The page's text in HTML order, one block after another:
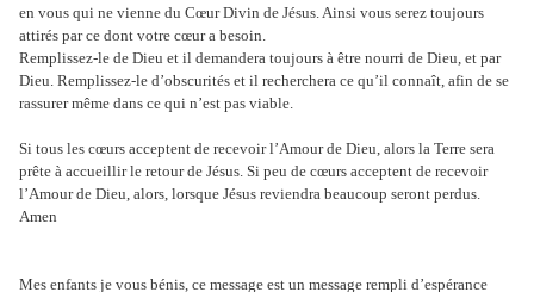
en vous qui ne vienne du Cœur Divin de Jésus. Ainsi vous serez toujours
attirés par ce dont votre cœur a besoin.
Remplissez-le de Dieu et il demandera toujours à être nourri de Dieu, et par
Dieu. Remplissez-le d’obscurités et il recherchera ce qu’il connaît, afin de se
rassurer même dans ce qui n’est pas viable.
Si tous les cœurs acceptent de recevoir l’Amour de Dieu, alors la Terre sera
prête à accueillir le retour de Jésus. Si peu de cœurs acceptent de recevoir
l’Amour de Dieu, alors, lorsque Jésus reviendra beaucoup seront perdus.
Amen
Mes enfants je vous bénis, ce message est un message rempli d’espérance